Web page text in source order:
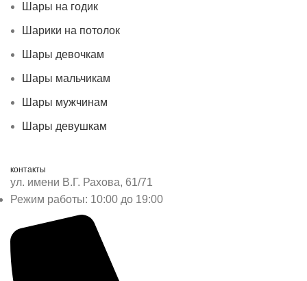
Шары на годик
Шарики на потолок
Шары девочкам
Шары мальчикам
Шары мужчинам
Шары девушкам
контакты
ул. имени В.Г. Рахова, 61/71
Режим работы: 10:00 до 19:00